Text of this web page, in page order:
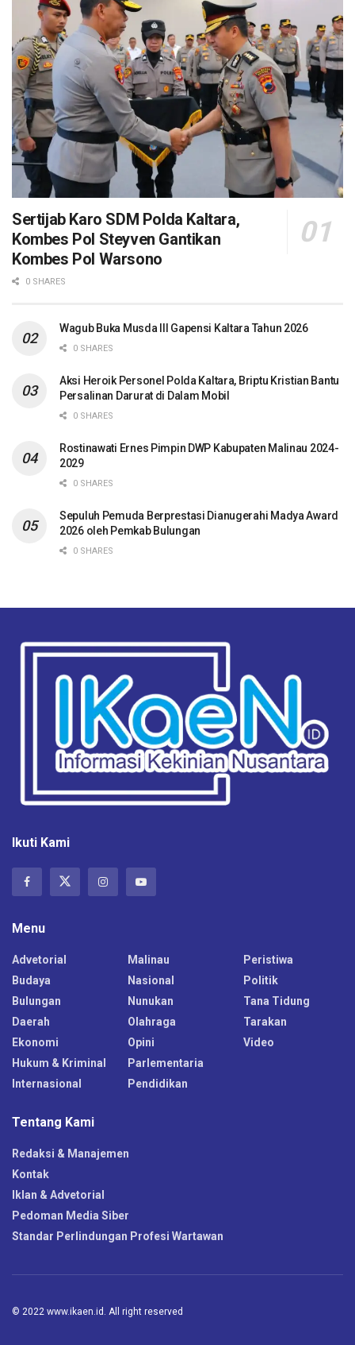
Sertijab Karo SDM Polda Kaltara,
Kombes Pol Steyven Gantikan
Kombes Pol Warsono
0 SHARES
Wagub Buka Musda III Gapensi Kaltara Tahun 2026
0 SHARES
Aksi Heroik Personel Polda Kaltara, Briptu Kristian Bantu
Persalinan Darurat di Dalam Mobil
0 SHARES
Rostinawati Ernes Pimpin DWP Kabupaten Malinau 2024-
2029
0 SHARES
Sepuluh Pemuda Berprestasi Dianugerahi Madya Award
2026 oleh Pemkab Bulungan
0 SHARES
Ikuti Kami
Menu
Advetorial
Budaya
Bulungan
Daerah
Ekonomi
Hukum & Kriminal
Internasional
Malinau
Nasional
Nunukan
Olahraga
Opini
Parlementaria
Pendidikan
Peristiwa
Politik
Tana Tidung
Tarakan
Video
Tentang Kami
Redaksi & Manajemen
Kontak
Iklan & Advetorial
Pedoman Media Siber
Standar Perlindungan Profesi Wartawan
© 2022 www.ikaen.id. All right reserved